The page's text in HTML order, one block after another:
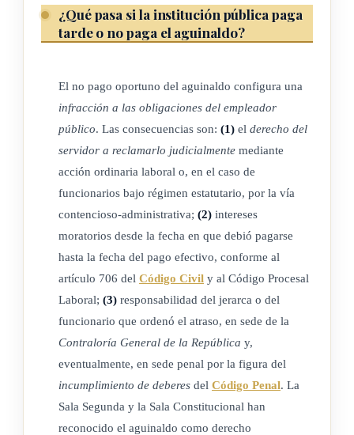
¿Qué pasa si la institución pública paga
tarde o no paga el aguinaldo?
El no pago oportuno del aguinaldo configura una
infracción a las obligaciones del empleador
público. Las consecuencias son: (1) el derecho del
servidor a reclamarlo judicialmente mediante
acción ordinaria laboral o, en el caso de
funcionarios bajo régimen estatutario, por la vía
contencioso-administrativa; (2) intereses
moratorios desde la fecha en que debió pagarse
hasta la fecha del pago efectivo, conforme al
artículo 706 del Código Civil y al Código Procesal
Laboral; (3) responsabilidad del jerarca o del
funcionario que ordenó el atraso, en sede de la
Contraloría General de la República y,
eventualmente, en sede penal por la figura del
incumplimiento de deberes del Código Penal. La
Sala Segunda y la Sala Constitucional han
reconocido el aguinaldo como derecho